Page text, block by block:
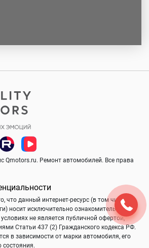
Qmotors.ru. Ремонт автомобилей. Все права
что данный интернет-ресурс (в том числе
носит исключительно ознакомительный
не является публичной офертой,
Статьи 437 (2) Гражданского кодекса РФ.
в зависимости от марки автомобиля, его
состояния.